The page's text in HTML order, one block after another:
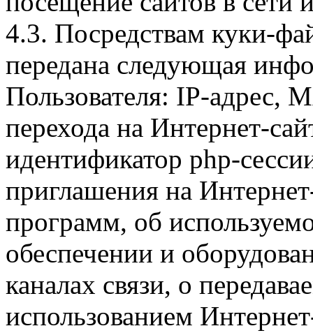
4.3. Посредствам куки-
передана следующая
Пользователя: IP-адрес,
перехода на Интернет-
идентификатор php-
приглашения на
программ, об
обеспечении и
каналах связи, о
использованием